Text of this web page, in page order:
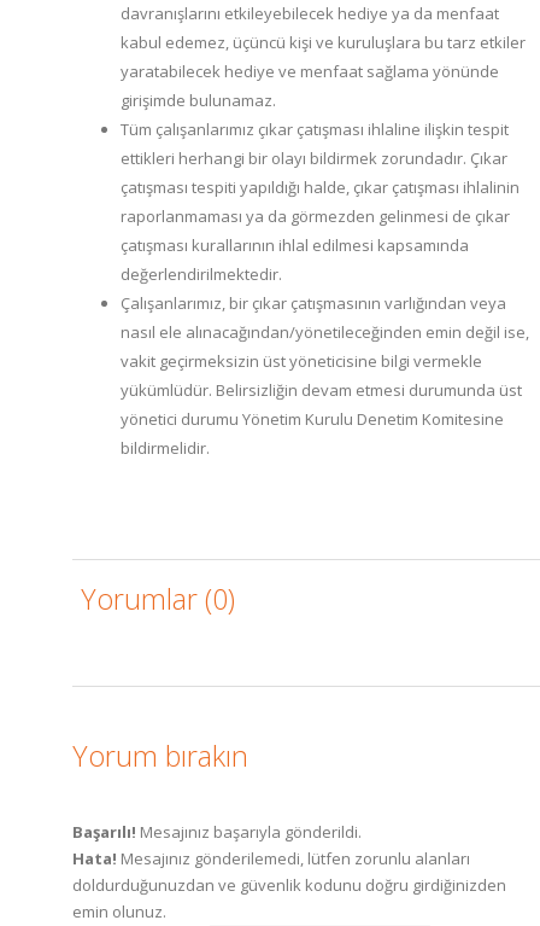
davranışlarını etkileyebilecek hediye ya da menfaat
kabul edemez, üçüncü kişi ve kuruluşlara bu tarz etkiler
yaratabilecek hediye ve menfaat sağlama yönünde
girişimde bulunamaz.
Tüm çalışanlarımız çıkar çatışması ihlaline ilişkin tespit
ettikleri herhangi bir olayı bildirmek zorundadır. Çıkar
çatışması tespiti yapıldığı halde, çıkar çatışması ihlalinin
raporlanmaması ya da görmezden gelinmesi de çıkar
çatışması kurallarının ihlal edilmesi kapsamında
değerlendirilmektedir.
Çalışanlarımız, bir çıkar çatışmasının varlığından veya
nasıl ele alınacağından/yönetileceğinden emin değil ise,
vakit geçirmeksizin üst yöneticisine bilgi vermekle
yükümlüdür. Belirsizliğin devam etmesi durumunda üst
yönetici durumu Yönetim Kurulu Denetim Komitesine
bildirmelidir.
Yorumlar (0)
Yorum bırakın
Başarılı! Mesajınız başarıyla gönderildi.
Hata! Mesajınız gönderilemedi, lütfen zorunlu alanları
doldurduğunuzdan ve güvenlik kodunu doğru girdiğinizden
emin olunuz.